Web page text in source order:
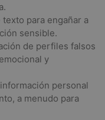
para engañar a
sensible.
de perfiles falsos
y
personal
a menudo para